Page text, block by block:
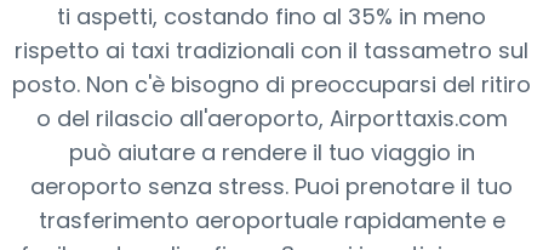
ti aspetti, costando fino al 35% in meno
rispetto ai taxi tradizionali con il tassametro sul
posto. Non c'è bisogno di preoccuparsi del ritiro
o del rilascio all'aeroporto, Airporttaxis.com
può aiutare a rendere il tuo viaggio in
aeroporto senza stress. Puoi prenotare il tuo
trasferimento aeroportuale rapidamente e